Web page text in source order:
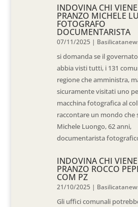
INDOVINA CHI
PRANZO MICHELE
FOTOGRAFO
DOCUMENTARISTA
07/11/2025 |
si domanda se il
abbia visti tutti, i 131
regione che amministra,
sicuramente visitati uno
macchina fotografica al
raccontare un mondo che
Michele Luongo, 62 anni,
documentarista
INDOVINA CHI
PRANZO ROCCO
COM PZ
21/10/2025 |
Gli uffici comunali